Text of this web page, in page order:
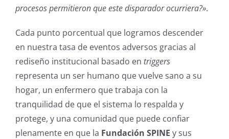
procesos permitieron que este disparador ocurriera?».
Cada punto porcentual que logramos descender
en nuestra tasa de eventos adversos gracias al
rediseño institucional basado en triggers
representa un ser humano que vuelve sano a su
hogar, un enfermero que trabaja con la
tranquilidad de que el sistema lo respalda y
protege, y una comunidad que puede confiar
plenamente en que la Fundación SPINE y sus